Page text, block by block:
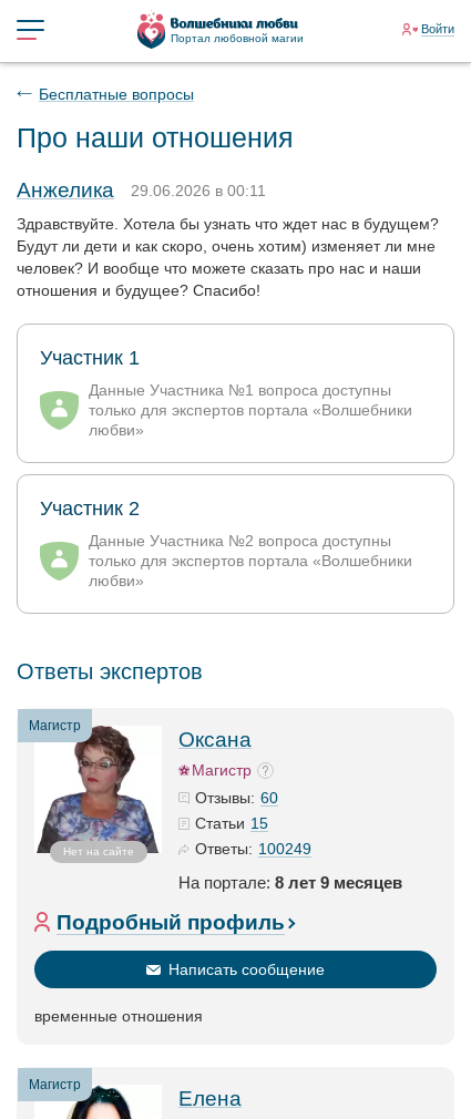
Портал любовной магии
Войти
Бесплатные вопросы
Про наши отношения
Анжелика
29.06.2026 в 00:11
Здравствуйте. Хотела бы узнать что ждет нас в будущем?
Будут ли дети и как скоро, очень хотим) изменяет ли мне
человек? И вообще что можете сказать про нас и наши
отношения и будущее? Спасибо!
Участник 1
Данные Участника №1 вопроса доступны
только для экспертов портала «Волшебники
любви»
Участник 2
Данные Участника №2 вопроса доступны
только для экспертов портала «Волшебники
любви»
Ответы экспертов
Магистр
Нет на сайте
Оксана
Магистр
Отзывы: 60
Статьи 15
Ответы: 100249
На портале: 8 лет 9 месяцев
Подробный профиль
Написать сообщение
временные отношения
Магистр
Елена